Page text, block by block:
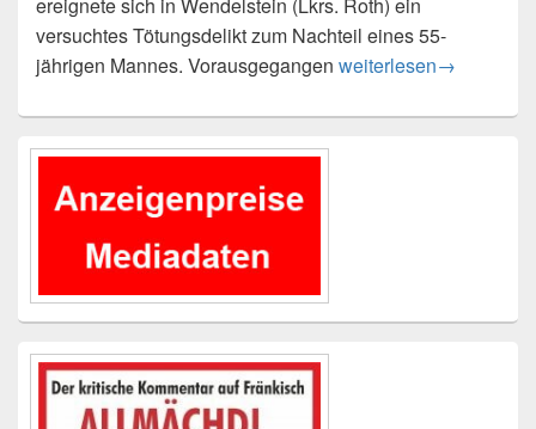
versuchtes Tötungsdelikt zum Nachteil eines 55-
jährigen Mannes. Vorausgegangen Versuchtes
weiterlesen→
Primärer
Widgetbereich